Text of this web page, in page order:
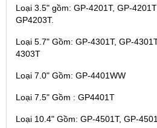
Loại 3.5" gồm: GP-4201T, GP-
GP4203T.
Loại 5.7" Gồm: GP-4301T, GP-
4303T
Loại 7.0" Gồm: GP-4401WW
Loại 7.5" Gồm : GP4401T
Loại 10.4" Gồm: GP-4501T, GP-